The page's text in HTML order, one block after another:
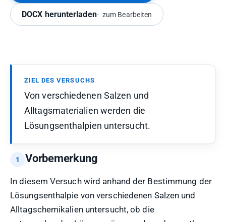
DOCX herunterladen zum Bearbeiten
ZIEL DES VERSUCHS
Von verschiedenen Salzen und
Alltagsmaterialien werden die
Lösungsenthalpien untersucht.
Vorbemerkung
In diesem Versuch wird anhand der Bestimmung der
Lösungsenthalpie von verschiedenen Salzen und
Alltagschemikalien untersucht, ob die